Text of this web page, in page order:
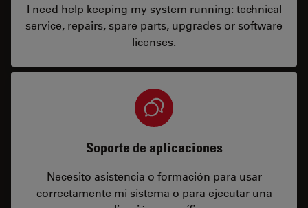
I need help keeping my system running: technical
service, repairs, spare parts, upgrades or software
licenses.
Soporte de aplicaciones
Necesito asistencia o formación para usar
correctamente mi sistema o para ejecutar una